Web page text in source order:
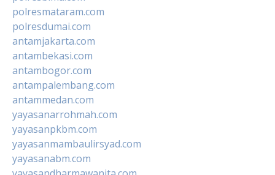
polresmataram.com
polresdumai.com
antamjakarta.com
antambekasi.com
antambogor.com
antampalembang.com
antammedan.com
yayasanarrohmah.com
yayasanpkbm.com
yayasanmambaulirsyad.com
yayasanabm.com